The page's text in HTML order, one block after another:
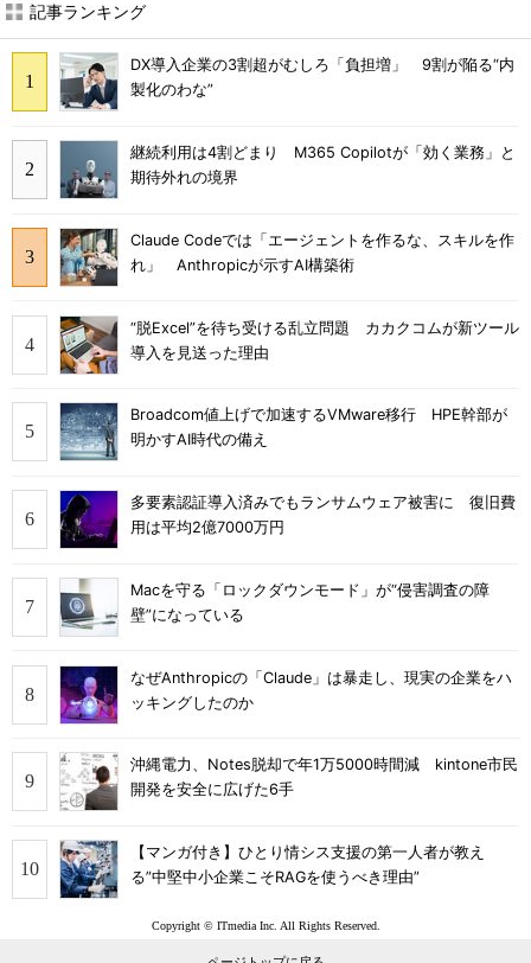
記事ランキング
DX導入企業の3割超がむしろ「負担増」 9割が陥る“内
製化のわな”
継続利用は4割どまり M365 Copilotが「効く業務」と
期待外れの境界
Claude Codeでは「エージェントを作るな、スキルを作
れ」 Anthropicが示すAI構築術
“脱Excel”を待ち受ける乱立問題 カカクコムが新ツール
導入を見送った理由
Broadcom値上げで加速するVMware移行 HPE幹部が
明かすAI時代の備え
多要素認証導入済みでもランサムウェア被害に 復旧費
用は平均2億7000万円
Macを守る「ロックダウンモード」が“侵害調査の障
壁”になっている
なぜAnthropicの「Claude」は暴走し、現実の企業をハ
ッキングしたのか
沖縄電力、Notes脱却で年1万5000時間減 kintone市民
開発を安全に広げた6手
【マンガ付き】ひとり情シス支援の第一人者が教え
る”中堅中小企業こそRAGを使うべき理由”
Copyright © ITmedia Inc. All Rights Reserved.